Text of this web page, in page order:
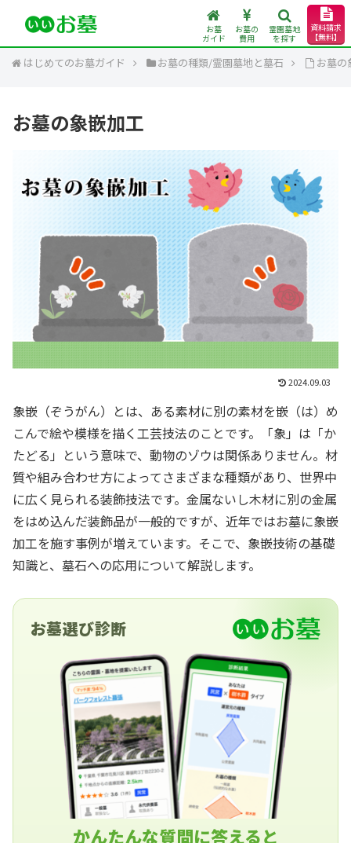
お墓
ガイド
お墓の
費用
霊園墓地
を探す
資料請求
【無料】
はじめてのお墓ガイド お墓の種類/霊園墓地と墓石 お墓の
お墓の象嵌加工
2024.09.03
象嵌（ぞうがん）とは、ある素材に別の素材を嵌（は）め
こんで絵や模様を描く工芸技法のことです。「象」は「か
たどる」という意味で、動物のゾウは関係ありません。材
質や組み合わせ方によってさまざまな種類があり、世界中
に広く見られる装飾技法です。金属ないし木材に別の金属
をはめ込んだ装飾品が一般的ですが、近年ではお墓に象嵌
加工を施す事例が増えています。そこで、象嵌技術の基礎
知識と、墓石への応用について解説します。
お墓選び診断
かんたんな質問に答えると